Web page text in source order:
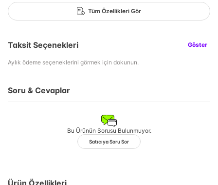
Tüm Özellikleri Gör
Taksit Seçenekleri Göster
Aylık ödeme seçeneklerini görmek için dokunun.
Soru & Cevaplar
Bu Ürünün Sorusu Bulunmuyor.
Satıcıya Soru Sor
Ürün Özellikleri